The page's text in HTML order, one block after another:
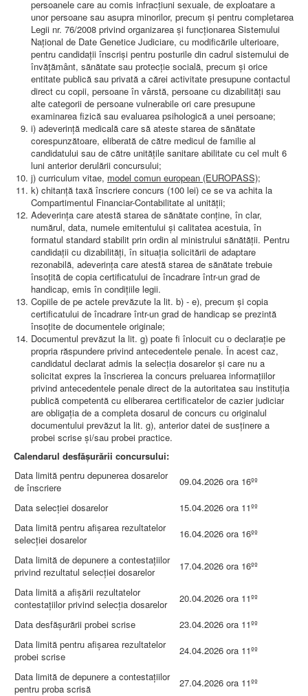
persoanele care au comis infracţiuni sexuale, de exploatare a
unor persoane sau asupra minorilor, precum şi pentru completarea
Legii nr. 76/2008 privind organizarea şi funcţionarea Sistemului
Naţional de Date Genetice Judiciare, cu modificările ulterioare,
pentru candidaţii înscrişi pentru posturile din cadrul sistemului de
învăţământ, sănătate sau protecţie socială, precum şi orice
entitate publică sau privată a cărei activitate presupune contactul
direct cu copii, persoane în vârstă, persoane cu dizabilităţi sau
alte categorii de persoane vulnerabile ori care presupune
examinarea fizică sau evaluarea psihologică a unei persoane;
i) adeverinţă medicală care să ateste starea de sănătate
corespunzătoare, eliberată de către medicul de familie al
candidatului sau de către unităţile sanitare abilitate cu cel mult 6
luni anterior derulării concursului;
j) curriculum vitae, model comun european (EUROPASS);
k) chitanţă taxă înscriere concurs (100 lei) ce se va achita la
Compartimentul Financiar-Contabilitate al unității;
Adeverinţa care atestă starea de sănătate conţine, în clar,
numărul, data, numele emitentului şi calitatea acestuia, în
formatul standard stabilit prin ordin al ministrului sănătăţii. Pentru
candidaţii cu dizabilităţi, în situaţia solicitării de adaptare
rezonabilă, adeverinţa care atestă starea de sănătate trebuie
însoţită de copia certificatului de încadrare într-un grad de
handicap, emis în condiţiile legii.
Copiile de pe actele prevăzute la lit. b) - e), precum şi copia
certificatului de încadrare într-un grad de handicap se prezintă
însoţite de documentele originale;
Documentul prevăzut la lit. g) poate fi înlocuit cu o declaraţie pe
propria răspundere privind antecedentele penale. În acest caz,
candidatul declarat admis la selecţia dosarelor şi care nu a
solicitat expres la înscrierea la concurs preluarea informaţiilor
privind antecedentele penale direct de la autoritatea sau instituţia
publică competentă cu eliberarea certificatelor de cazier judiciar
are obligaţia de a completa dosarul de concurs cu originalul
documentului prevăzut la lit. g), anterior datei de susţinere a
probei scrise şi/sau probei practice.
Calendarul desfăşurării concursului:
Data limită pentru depunerea dosarelor
de înscriere
09.04.2026 ora 16ºº
Data selecţiei dosarelor
15.04.2026 ora 11ºº
Data limită pentru afişarea rezultatelor
selecţiei dosarelor
16.04.2026 ora 16ºº
Data limită de depunere a contestaţiilor
privind rezultatul selecţiei dosarelor
17.04.2026 ora 16ºº
Data limită a afişării rezultatelor
contestaţiilor privind selecţia dosarelor
20.04.2026 ora 11ºº
Data desfăşurării probei scrise
23.04.2026 ora 11ºº
Data limită pentru afișarea rezultatelor
probei scrise
24.04.2026 ora 11ºº
Data limită de depunere a contestaţiilor
pentru proba scrisă
27.04.2026 ora 11ºº